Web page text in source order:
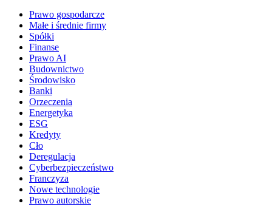
Prawo gospodarcze
Małe i średnie firmy
Spółki
Finanse
Prawo AI
Budownictwo
Środowisko
Banki
Orzeczenia
Energetyka
ESG
Kredyty
Cło
Deregulacja
Cyberbezpieczeństwo
Franczyza
Nowe technologie
Prawo autorskie